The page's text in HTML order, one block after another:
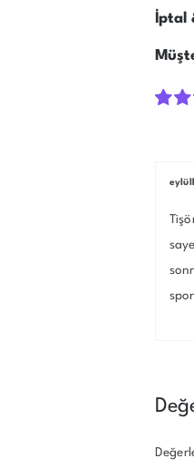
İptal
aldı